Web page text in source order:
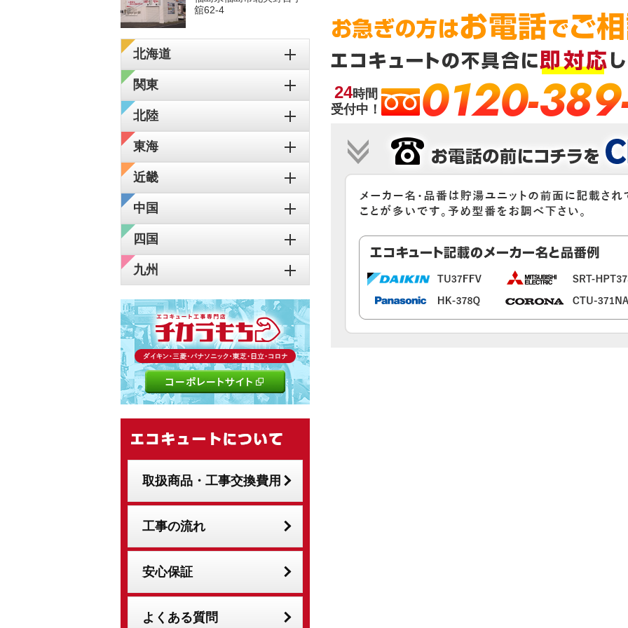
24時間
受付中！
0120-
舘62-4
北海道
関東
北陸
東海
近畿
中国
四国
九州
取扱商品・工事交換費用
工事の流れ
安心保証
よくある質問